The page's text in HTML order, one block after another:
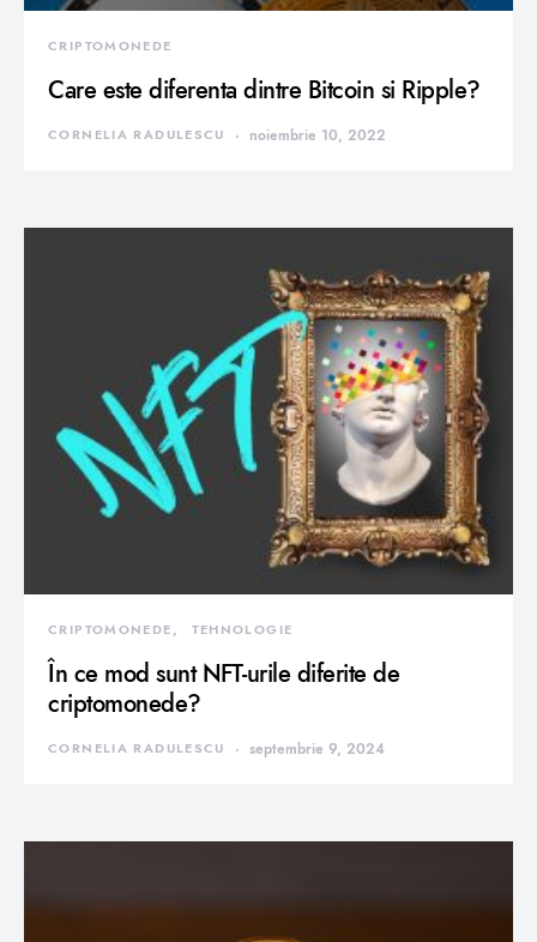
CRIPTOMONEDE
Care este diferenta dintre Bitcoin si Ripple?
CORNELIA RADULESCU noiembrie 10, 2022
CRIPTOMONEDE TEHNOLOGIE
În ce mod sunt NFT-urile diferite de
criptomonede?
CORNELIA RADULESCU septembrie 9, 2024